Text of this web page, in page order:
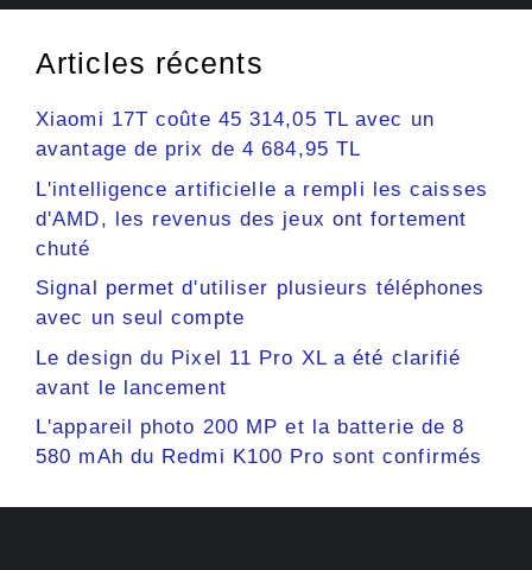
Articles récents
Xiaomi 17T coûte 45 314,05 TL avec un
avantage de prix de 4 684,95 TL
L'intelligence artificielle a rempli les caisses
d'AMD, les revenus des jeux ont fortement
chuté
Signal permet d'utiliser plusieurs téléphones
avec un seul compte
Le design du Pixel 11 Pro XL a été clarifié
avant le lancement
L'appareil photo 200 MP et la batterie de 8
580 mAh du Redmi K100 Pro sont confirmés